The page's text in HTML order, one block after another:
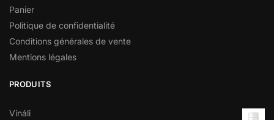
Panier
Politique de confidentialité
Conditions générales de vente
Mentions légales
PRODUITS
Vináli